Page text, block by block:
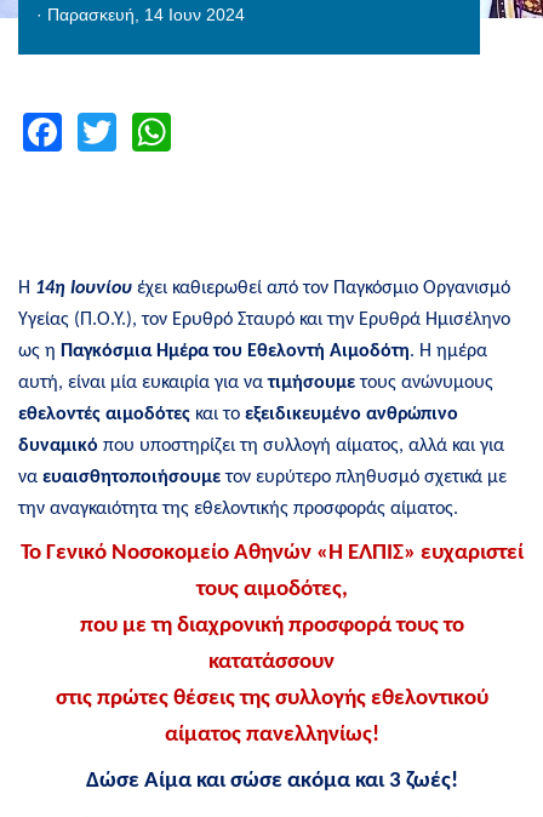
· Παρασκευή, 14 Ιουν 2024
Facebook
Twitter
Η 14η Ιουνίου έχει καθιερωθεί από τον Παγκόσμιο Οργανισμό
Υγείας (Π.Ο.Υ.), τον Ερυθρό Σταυρό και την Ερυθρά Ημισέληνο
ως η Παγκόσμια Ημέρα του Εθελοντή Αιμοδότη. H ημέρα
αυτή, είναι μία ευκαιρία για νατιμήσουμετους ανώνυμους
εθελοντές αιμοδότες και το εξειδικευμένο ανθρώπινο
δυναμικό που υποστηρίζει τη συλλογή αίματος, αλλά και για
να ευαισθητοποιήσουμετον ευρύτερο πληθυσμό σχετικά με
την αναγκαιότητα της εθελοντικής προσφοράς αίματος.
Το Γενικό Νοσοκομείο Αθηνών «Η ΕΛΠΙΣ» ευχαριστεί
τους αιμοδότες,
που με τη διαχρονική προσφορά τους το
κατατάσσουν
στις πρώτες θέσεις της συλλογής εθελοντικού
αίματος πανελληνίως!
Δώσε Αίμα και σώσε ακόμα και 3 ζωές!